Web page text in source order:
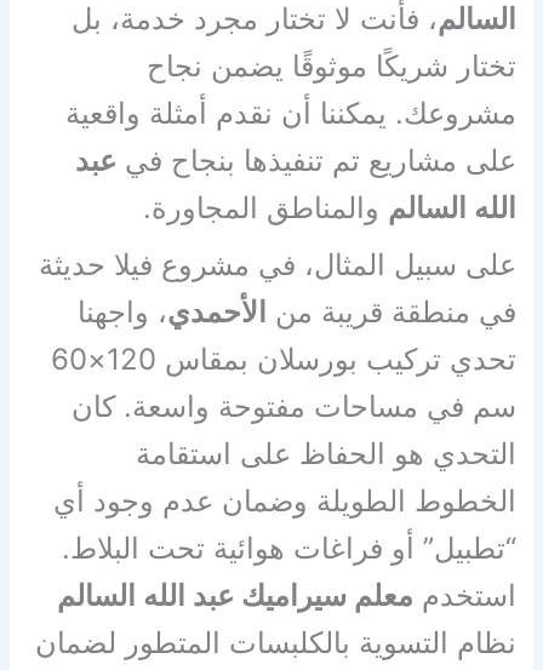
السالم، فأنت لا تختار مجرد خدمة، بل
تختار شريكًا موثوقًا يضمن نجاح
مشروعك. يمكننا أن نقدم أمثلة واقعية
على مشاريع تم تنفيذها بنجاح في عبد
الله السالم والمناطق المجاورة.
على سبيل المثال، في مشروع فيلا حديثة
في منطقة قريبة من الأحمدي، واجهنا
تحدي تركيب بورسلان بمقاس 120×60
سم في مساحات مفتوحة واسعة. كان
التحدي هو الحفاظ على استقامة
الخطوط الطويلة وضمان عدم وجود أي
“تطبيل” أو فراغات هوائية تحت البلاط.
استخدم معلم سيراميك عبد الله السالم
نظام التسوية بالكلبسات المتطور لضمان